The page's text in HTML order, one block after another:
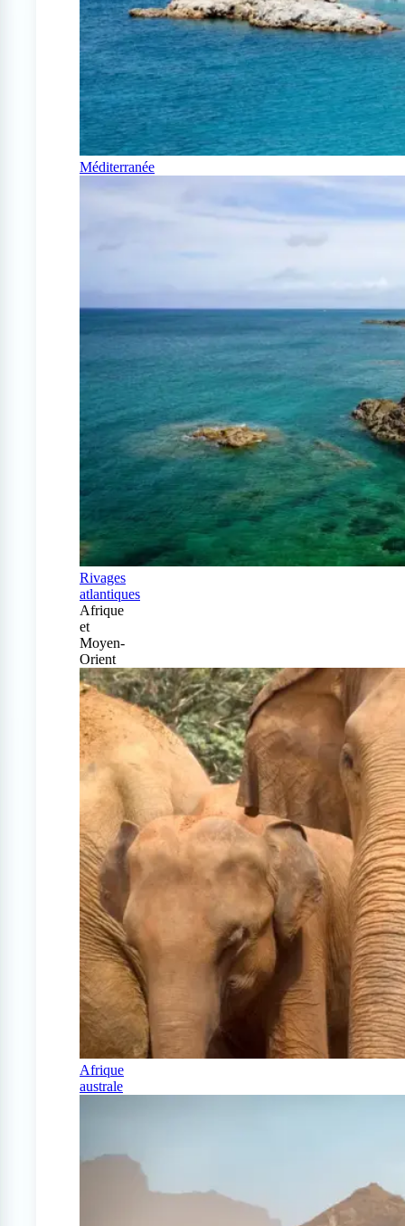
Méditerranée
Rivages
atlantiques
Afrique
et
Moyen-
Orient
Afrique
australe